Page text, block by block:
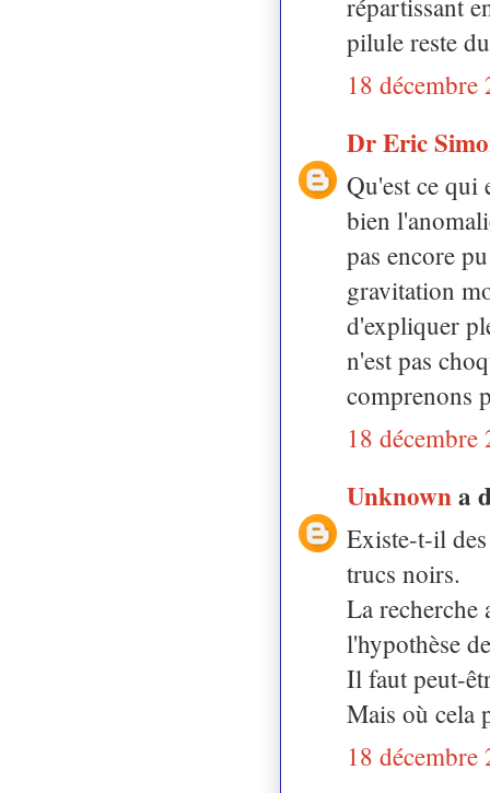
pilule reste
18
Dr Eric
Qu'est ce qui
bien
pas encore
gravitation
d'expliquer
n'est pas
comprenons
18
Unknowna
Existe-t-il des
trucs noirs.
La recherche
l'hypothèse
Il faut peut-
Mais où cela
18